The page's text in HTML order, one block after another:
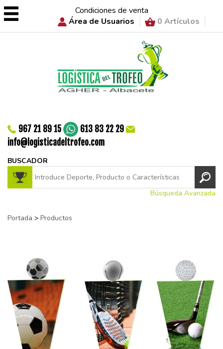
Condiciones de venta
Área de Usuarios
0 Artículos
967 21 89 15
613 83 22 29
info@logisticadeltrofeo.com
BUSCADOR
Búsqueda Avanzada
Portada > Productos